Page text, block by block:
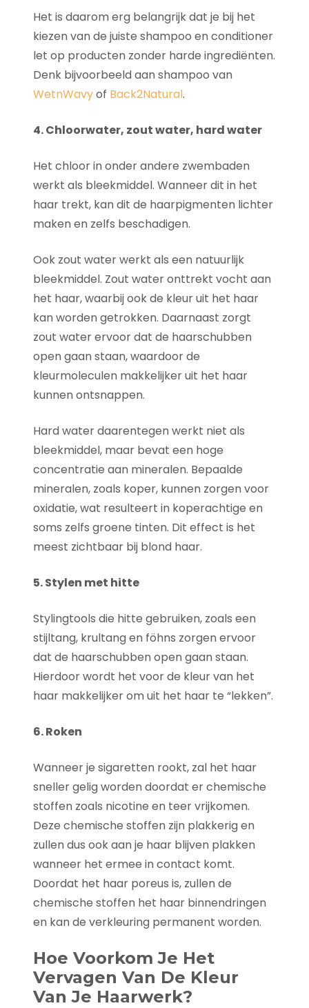
Het is daarom erg belangrijk dat je bij het
kiezen van de juiste shampoo en conditioner
let op producten zonder harde ingrediënten.
Denk bijvoorbeeld aan shampoo van
WetnWavyof Back2Natural.
4. Chloorwater, zout water, hard water
Het chloor in onder andere zwembaden
werkt als bleekmiddel. Wanneer dit in het
haar trekt, kan dit de haarpigmenten lichter
maken en zelfs beschadigen.
Ook zout water werkt als een natuurlijk
bleekmiddel. Zout water onttrekt vocht aan
het haar, waarbij ook de kleur uit het haar
kan worden getrokken. Daarnaast zorgt
zout water ervoor dat de haarschubben
open gaan staan, waardoor de
kleurmoleculen makkelijker uit het haar
kunnen ontsnappen.
Hard water daarentegen werkt niet als
bleekmiddel, maar bevat een hoge
concentratie aan mineralen. Bepaalde
mineralen, zoals koper, kunnen zorgen voor
oxidatie, wat resulteert in koperachtige en
soms zelfs groene tinten. Dit effect is het
meest zichtbaar bij blond haar.
5. Stylen met hitte
Stylingtools die hitte gebruiken, zoals een
stijltang, krultang en föhns zorgen ervoor
dat de haarschubben open gaan staan.
Hierdoor wordt het voor de kleur van het
haar makkelijker om uit het haar te “lekken”.
6. Roken
Wanneer je sigaretten rookt, zal het haar
sneller gelig worden doordat er chemische
stoffen zoals nicotine en teer vrijkomen.
Deze chemische stoffen zijn plakkerig en
zullen dus ook aan je haar blijven plakken
wanneer het ermee in contact komt.
Doordat het haar poreus is, zullen de
chemische stoffen het haar binnendringen
en kan de verkleuring permanent worden.
Hoe Voorkom Je Het
Vervagen Van De Kleur
Van Je Haarwerk?